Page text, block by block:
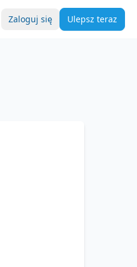
Zaloguj się Ulepsz teraz